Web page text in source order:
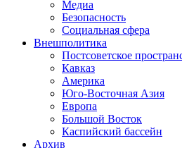
Медиа
Безопасность
Социальная сфера
Внешполитика
Постсоветское
Кавказ
Америка
Юго-Восточная Азия
Европа
Большой Восток
Каспийский бассейн
Архив